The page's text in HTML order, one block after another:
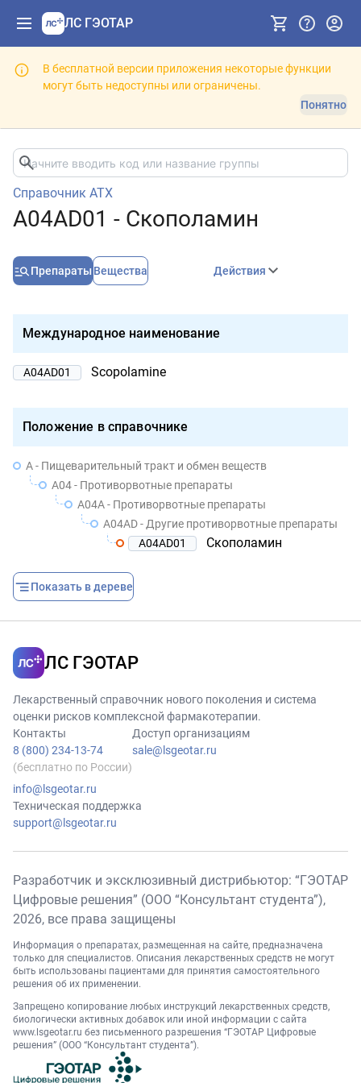
ЛС ГЭОТАР
В бесплатной версии приложения некоторые функции
могут быть недоступны или ограничены.
Понятно
Справочник АТХ
A04AD01 - Скополамин
Препараты Вещества Действия
Международное наименование
A04AD01 Scopolamine
Положение в справочнике
A - Пищеварительный тракт и обмен веществ
A04 - Противорвотные препараты
A04A - Противорвотные препараты
A04AD - Другие противорвотные препараты
A04AD01
Скополамин
Показать в дереве
ЛС ГЭОТАР
Лекарственный справочник нового поколения и система
оценки рисков комплексной фармакотерапии.
Контакты
8 (800) 234-13-74
(бесплатно по России)
info@lsgeotar.ru
Доступ организациям
sale@lsgeotar.ru
Техническая поддержка
support@lsgeotar.ru
Разработчик и эксклюзивный дистрибьютор: “ГЭОТАР
Цифровые решения” (ООО “Консультант студента”),
2026, все права защищены
Информация о препаратах, размещенная на сайте, предназначена
только для специалистов. Описания лекарственных средств не могут
быть использованы пациентами для принятия самостоятельного
решения об их применении.
Запрещено копирование любых инструкций лекарственных средств,
биологически активных добавок или иной информации с сайта
www.lsgeotar.ru без письменного разрешения “ГЭОТАР Цифровые
решения” (ООО “Консультант студента”).